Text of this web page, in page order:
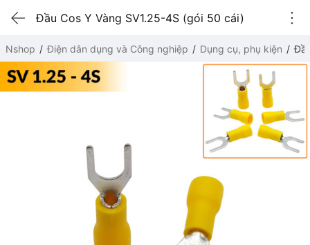
Đầu Cos Y Vàng SV1.25-4S (gói 50 cái)
Nshop Điện dân dụng và Công nghiệp Dụng cụ, phụ kiện